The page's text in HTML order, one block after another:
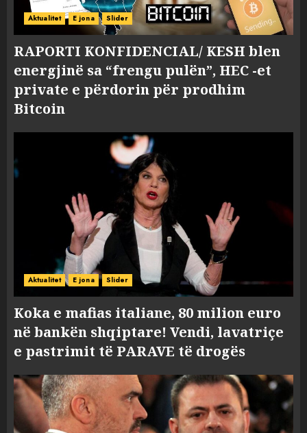
Aktualitet E jona Slider
RAPORTI KONFIDENCIAL/ KESH blen
energjinë sa “frengu pulën”, HEC -et
private e përdorin për prodhim
Bitcoin
Aktualitet E jona Slider
Koka e mafias italiane, 80 milion euro
në bankën shqiptare! Vendi, lavatriçe
e pastrimit të PARAVE të drogës